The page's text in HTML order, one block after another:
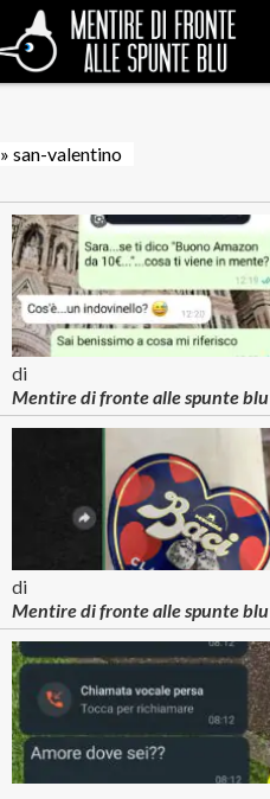
» san-valentino
di
Mentire di fronte alle spunte blu
di
Mentire di fronte alle spunte blu